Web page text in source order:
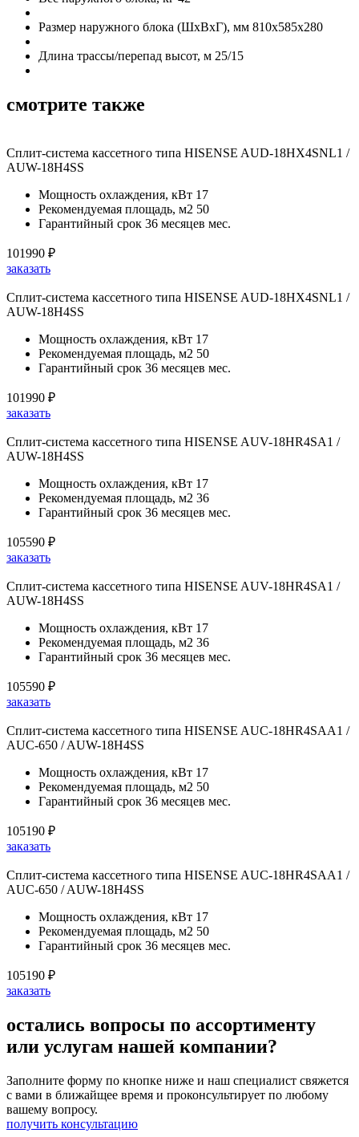
Размер наружного блока (ШхВхГ), мм 810x585x280
Длина трассы/перепад высот, м 25/15
смотрите также
Сплит-система кассетного типа HISENSE AUD-18HX4SNL1 /
AUW-18H4SS
Мощность охлаждения, кВт 17
Рекомендуемая площадь, м2 50
Гарантийный срок 36 месяцев мес.
101990 ₽
заказать
Сплит-система кассетного типа HISENSE AUD-18HX4SNL1 /
AUW-18H4SS
Мощность охлаждения, кВт 17
Рекомендуемая площадь, м2 50
Гарантийный срок 36 месяцев мес.
101990 ₽
заказать
Сплит-система кассетного типа HISENSE AUV-18HR4SA1 /
AUW-18H4SS
Мощность охлаждения, кВт 17
Рекомендуемая площадь, м2 36
Гарантийный срок 36 месяцев мес.
105590 ₽
заказать
Сплит-система кассетного типа HISENSE AUV-18HR4SA1 /
AUW-18H4SS
Мощность охлаждения, кВт 17
Рекомендуемая площадь, м2 36
Гарантийный срок 36 месяцев мес.
105590 ₽
заказать
Сплит-система кассетного типа HISENSE AUC-18HR4SAA1 /
AUC-650 / AUW-18H4SS
Мощность охлаждения, кВт 17
Рекомендуемая площадь, м2 50
Гарантийный срок 36 месяцев мес.
105190 ₽
заказать
Сплит-система кассетного типа HISENSE AUC-18HR4SAA1 /
AUC-650 / AUW-18H4SS
Мощность охлаждения, кВт 17
Рекомендуемая площадь, м2 50
Гарантийный срок 36 месяцев мес.
105190 ₽
заказать
остались вопросы по ассортименту
или услугам нашей компании?
Заполните форму по кнопке ниже и наш специалист свяжется
с вами в ближайщее время и проконсультирует по любому
вашему вопросу.
получить консультацию